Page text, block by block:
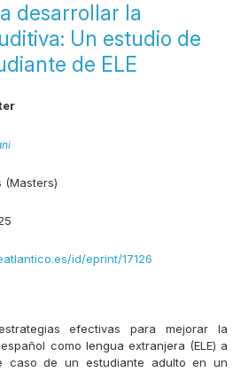
desarrollar la
Un estudio de
de ELE
(Masters)
id/eprint/17126
efectivas para mejorar la
como lengua extranjera (ELE) a
caso de un estudiante adulto en un